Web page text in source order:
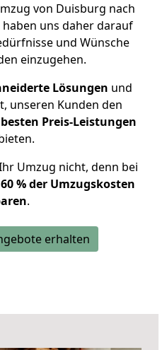
von Duisburg nach
uns daher darauf
und Wünsche
einzugehen.
Lösungen und
unseren Kunden den
besten Preis-Leistungen
Umzug nicht, denn bei
60 % der Umzugskosten
.
erhalten